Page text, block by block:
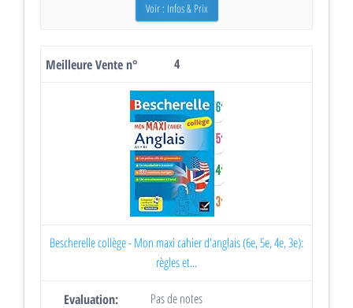
Voir : Infos & Prix
4
Bescherelle collège - Mon maxi cahier d'anglais (6e, 5e, 4e, 3e):
règles et...
Pas de notes